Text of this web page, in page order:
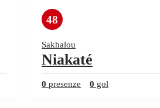
48
Sakhalou
Niakaté
0 presenze 0 gol